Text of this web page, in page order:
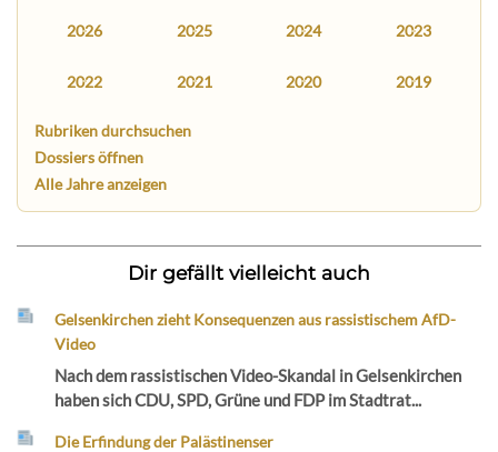
2026 2025 2024 2023
2022 2021 2020 2019
Rubriken durchsuchen
Dossiers öffnen
Alle Jahre anzeigen
Dir gefällt vielleicht auch
Gelsenkirchen zieht Konsequenzen aus rassistischem AfD-
Video
Nach dem rassistischen Video-Skandal in Gelsenkirchen
haben sich CDU, SPD, Grüne und FDP im Stadtrat...
Die Erfindung der Palästinenser